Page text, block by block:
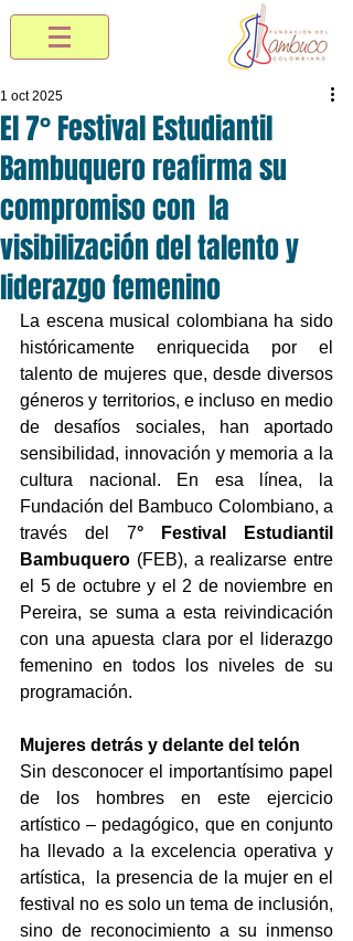
El 7° Festival Estudiantil
Bambuquero reafirma su
compromiso con la
visibilización del talento y
liderazgo femenino
1 oct 2025
La escena musical colombiana ha sido
históricamente enriquecida por el
talento de mujeres que, desde diversos
géneros y territorios, e incluso en medio
de desafíos sociales, han aportado
sensibilidad, innovación y memoria a la
cultura nacional. En esa línea, la
Fundación del Bambuco Colombiano, a
través del 7° Festival Estudiantil
Bambuquero (FEB), a realizarse entre
el 5 de octubre y el 2 de noviembre en
Pereira, se suma a esta reivindicación
con una apuesta clara por el liderazgo
femenino en todos los niveles de su
programación.
Mujeres detrás y delante del telón
Sin desconocer el importantísimo papel
de los hombres en este ejercicio
artístico – pedagógico, que en conjunto
ha llevado a la excelencia operativa y
artística,  la presencia de la mujer en el
festival no es solo un tema de inclusión,
sino de reconocimiento a su inmenso